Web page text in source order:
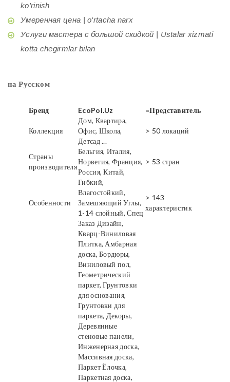
ko'rinish
Умеренная цена | o'rtacha narx
Услуги мастера с большой скидкой | Ustalar xizmati
kotta chegirmlar bilan
на Русском
Бренд EcoPol.Uz =Представитель
Коллекция
Дом, Квартира,
Офис, Школа,
Детсад ...
> 50 локаций
Страны
производителя
Бельгия, Италия,
Норвегия, Франция,
Россия, Китай,
> 53 стран
Особенности
Гибкий,
Влагостойкий,
Замешяющий Углы,
1-14 слойный, Спец
Заказ Дизайн,
> 143
характеристик
Кварц-Виниловая
Плитка, Амбарная
доска, Бордюры,
Виниловый пол,
Геометрический
паркет, Грунтовки
для основания,
Грунтовки для
паркета, Декоры,
Деревянные
стеновые панели,
Инженерная доска,
Массивная доска,
Паркет Ёлочка,
Паркетная доска,